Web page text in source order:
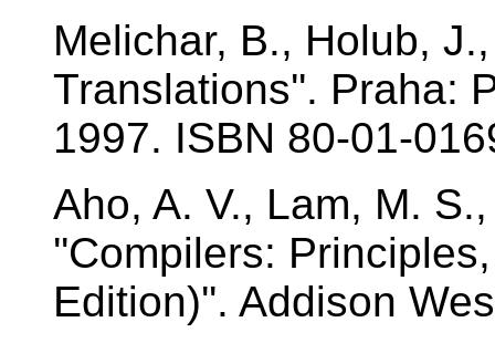
Melichar, B., Holub,
Translations''. Praha:
1997. ISBN 80-01-
Aho, A. V., Lam, M.
''Compilers:
Edition)''. Addison